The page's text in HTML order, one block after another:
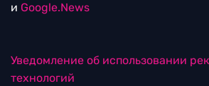
и Google.News
Уведомление об использовании
технологий